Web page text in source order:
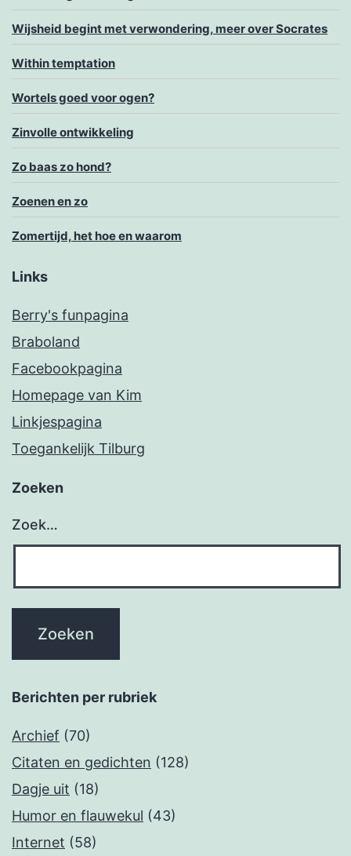
Wijsheid begint met verwondering, meer over Socrates
Within temptation
Wortels goed voor ogen?
Zinvolle ontwikkeling
Zo baas zo hond?
Zoenen en zo
Zomertijd, het hoe en waarom
Links
Berry's funpagina
Braboland
Facebookpagina
Homepage van Kim
Linkjespagina
Toegankelijk Tilburg
Zoeken
Zoek…
Berichten per rubriek
Archief (70)
Citaten en gedichten (128)
Dagje uit (18)
Humor en flauwekul (43)
Internet (58)